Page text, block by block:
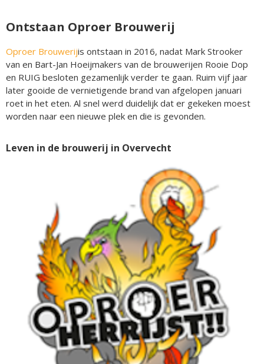
Ontstaan Oproer Brouwerij
Oproer Brouwerijis ontstaan in 2016, nadat Mark Strooker
van en Bart-Jan Hoeijmakers van de brouwerijen Rooie Dop
en RUIG besloten gezamenlijk verder te gaan. Ruim vijf jaar
later gooide de vernietigende brand van afgelopen januari
roet in het eten. Al snel werd duidelijk dat er gekeken moest
worden naar een nieuwe plek en die is gevonden.
Leven in de brouwerij in Overvecht